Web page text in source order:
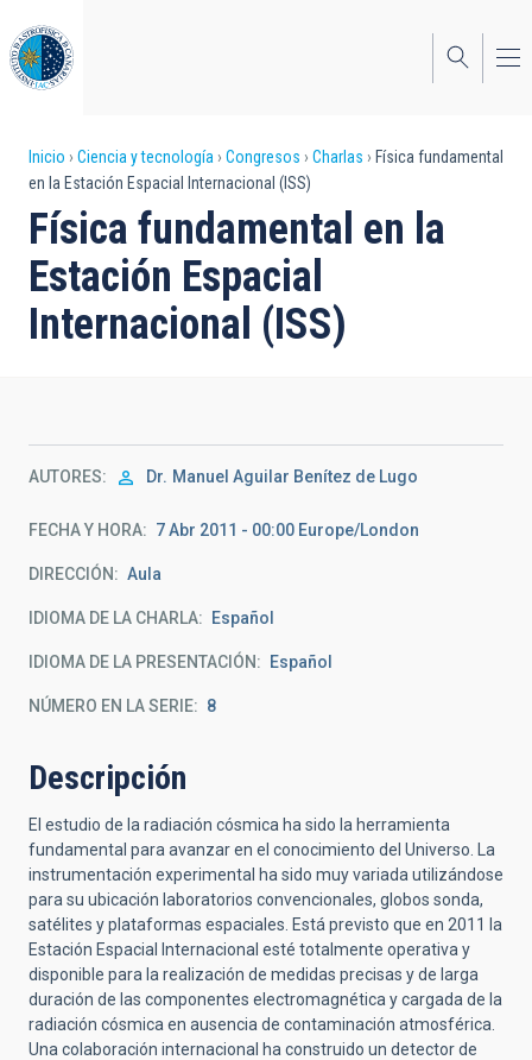
al
contenido
principal
Sobrescribir
enlaces
de
ayuda
a
Inicio Ciencia y tecnología Congresos Charlas
Física fundamental
en la Estación Espacial Internacional (ISS)
Física fundamental en la
Estación Espacial
Internacional (ISS)
AUTORES Dr. Manuel Aguilar Benítez de Lugo
FECHA Y HORA 7 Abr 2011 - 00:00 Europe/London
DIRECCIÓN Aula
IDIOMA DE LA CHARLA Español
IDIOMA DE LA PRESENTACIÓN Español
NÚMERO EN LA SERIE 8
Descripción
El estudio de la radiación cósmica ha sido la herramienta
fundamental para avanzar en el conocimiento del Universo. La
instrumentación experimental ha sido muy variada utilizándose
para su ubicación laboratorios convencionales, globos sonda,
satélites y plataformas espaciales. Está previsto que en 2011 la
Estación Espacial Internacional esté totalmente operativa y
disponible para la realización de medidas precisas y de larga
duración de las componentes electromagnética y cargada de la
radiación cósmica en ausencia de contaminación atmosférica.
Una colaboración internacional ha construido un detector de